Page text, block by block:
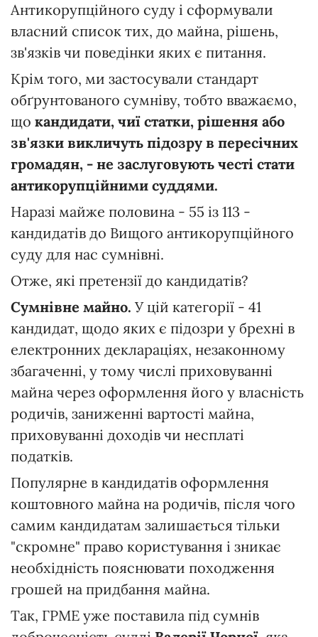
Антикорупційного суду і сформували
власний список тих, до майна, рішень,
зв'язків чи поведінки яких є питання.
Крім того, ми застосували стандарт
обґрунтованого сумніву, тобто вважаємо,
що кандидати, чиї статки, рішення або
зв'язки викличуть підозру в пересічних
громадян, - не заслуговують честі стати
антикорупційними суддями.
Наразі майже половина - 55 із 113 -
кандидатів до Вищого антикорупційного
суду для нас сумнівні.
Отже, які претензії до кандидатів?
Сумнівне майно. У цій категорії - 41
кандидат, щодо яких є підозри у брехні в
електронних деклараціях, незаконному
збагаченні, у тому числі приховуванні
майна через оформлення його у власність
родичів, заниженні вартості майна,
приховуванні доходів чи несплаті
податків.
Популярне в кандидатів оформлення
коштовного майна на родичів, після чого
самим кандидатам залишається тільки
"скромне" право користування і зникає
необхідність пояснювати походження
грошей на придбання майна.
Так, ГРМЕ уже поставила під сумнів